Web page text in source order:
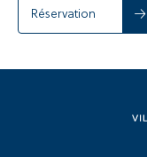
Réservation